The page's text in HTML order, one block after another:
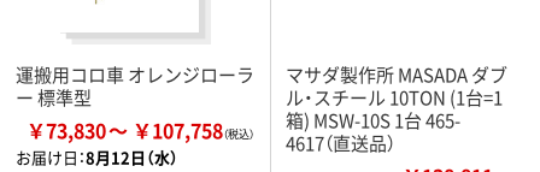
運搬用コロ車 オレンジローラ
ー 標準型
￥73,830 ￥107,758
お届け日：8月12日（水）
マサダ製作所 MASADA ダブ
ル・スチール 10TON (1台=1
箱) MSW-10S 1台 465-
4617（直送品）